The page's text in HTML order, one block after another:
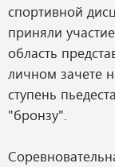
спортивной
приняли
область
личном зачете
ступень
"бронзу".